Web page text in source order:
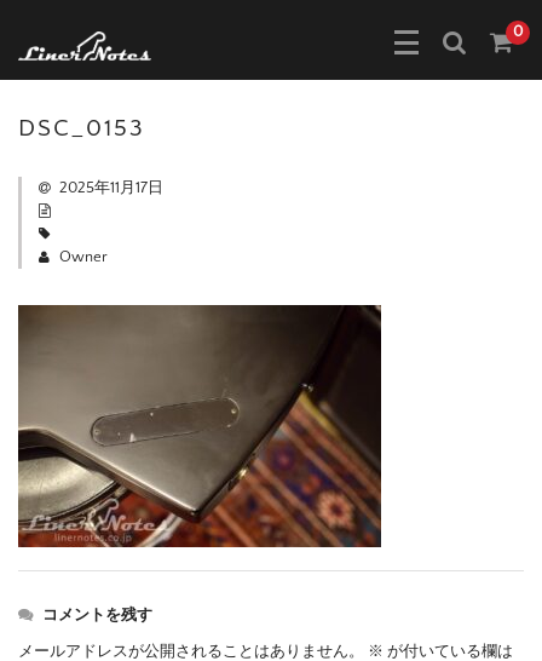
0
DSC_0153
2025年11月17日
Owner
コメントを残す
メールアドレスが公開されることはありません。 ※ が付いている欄は